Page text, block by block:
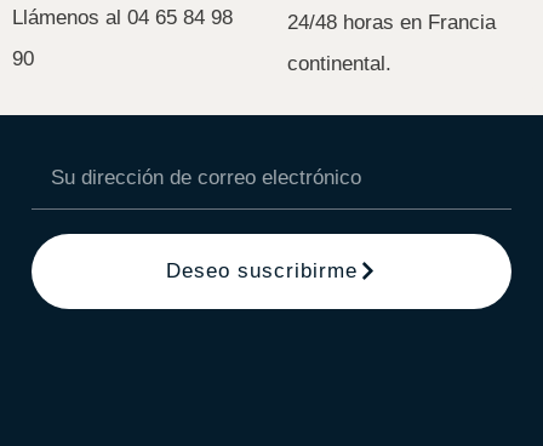
Llámenos al 04 65 84 98
90
24/48 horas en Francia
continental.
Deseo suscribirme